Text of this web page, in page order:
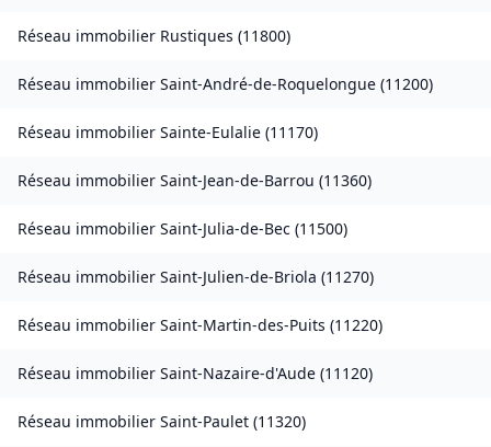
Réseau immobilier Rustiques (11800)
Réseau immobilier Saint-André-de-Roquelongue (11200)
Réseau immobilier Sainte-Eulalie (11170)
Réseau immobilier Saint-Jean-de-Barrou (11360)
Réseau immobilier Saint-Julia-de-Bec (11500)
Réseau immobilier Saint-Julien-de-Briola (11270)
Réseau immobilier Saint-Martin-des-Puits (11220)
Réseau immobilier Saint-Nazaire-d'Aude (11120)
Réseau immobilier Saint-Paulet (11320)